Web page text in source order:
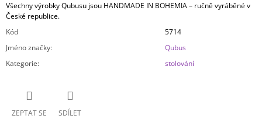
Všechny výrobky Qubusu jsou HANDMADE IN BOHEMIA – ručně vyráběné v
České republice.
Kód
5714
Jméno značky:
Qubus
Kategorie: stolování
ZEPTAT SE SDÍLET